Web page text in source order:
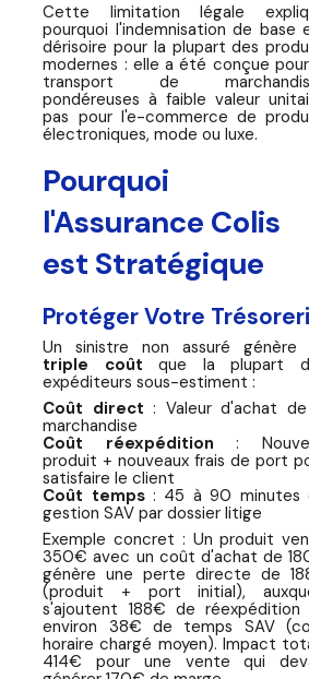
Cette limitation légale
pourquoi l'indemnisation de base
dérisoire pour la plupart des
modernes : elle a été conçue
transport de
pondéreuses à faible valeur
pas pour l'e-commerce de
électroniques, mode ou luxe.
Pourquoi
l'Assurance Colis
est Stratégique
Protéger Votre
Un sinistre non assuré génère
triple coût que la plupart
expéditeurs sous-estiment :
Coût direct : Valeur d'achat
marchandise
Coût réexpédition :
produit + nouveaux frais de port
satisfaire le client
Coût temps: 45 à 90 minutes
gestion SAV par dossier litige
Exemple concret : Un produit
350€ avec un coût d'achat de
génère une perte directe de
(produit + port initial),
s'ajoutent 188€ de
environ 38€ de temps SAV
horaire chargé moyen). Impact
414€ pour une vente qui